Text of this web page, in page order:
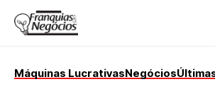
Máquinas LucrativasNegócios